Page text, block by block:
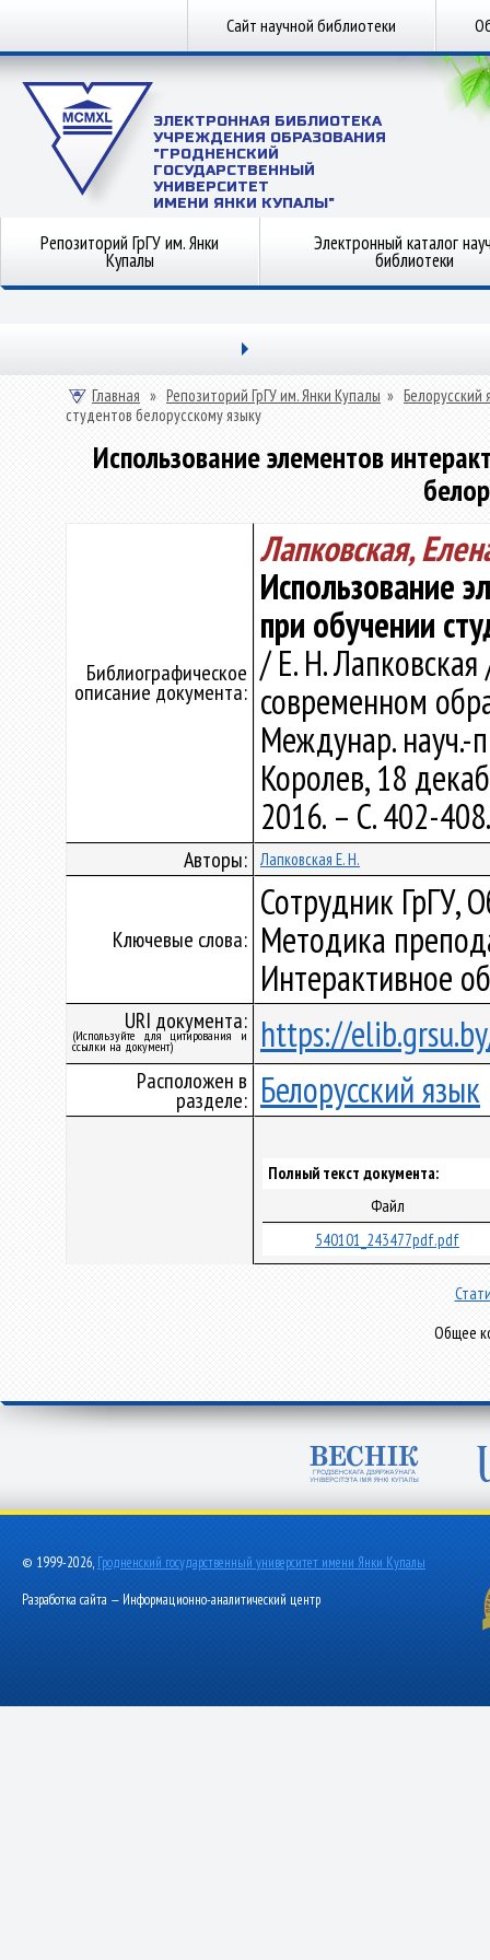
Сайт научной библиотеки
ЭЛЕКТРОННАЯ БИБЛИОТЕКА
УЧРЕЖДЕНИЯ ОБРАЗОВАНИЯ
"ГРОДНЕНСКИЙ
ГОСУДАРСТВЕННЫЙ
УНИВЕРСИТЕТ
ИМЕНИ ЯНКИ КУПАЛЫ"
Репозиторий ГрГУ им. Янки
Купалы
Электронный каталог
библиотеки
Главная » Репозиторий ГрГУ им. Янки Купалы » Белорусский
студентов белорусскому языку
Использование элементов
Библиографическое
описание документа:
Лапковская,
Использование
при обучении
/ Е. Н.
современном
Междунар. науч.-
Королев, 18
2016. – С. 402-
Авторы: Лапковская Е. Н.
Ключевые слова:
Сотрудник ГрГУ,
Методика
Интерактивное
URI документа:
(Используйте для цитирования и
ссылки на документ) https://
Расположен в
разделе: Белорусский язык
Полный текст документа:
Файл
540101_243477pdf.pdf
Общее
© 1999-2026, Гродненский государственный университет имени Янки Купалы
Разработка сайта — Информационно-аналитический центр